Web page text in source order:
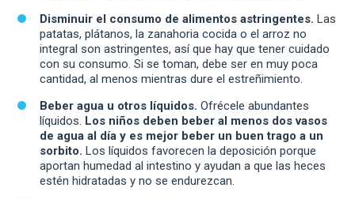
Disminuir el consumo de alimentos astringentes. Las
patatas, plátanos, la zanahoria cocida o el arroz no
integral son astringentes, así que hay que tener cuidado
con su consumo. Si se toman, debe ser en muy poca
cantidad, al menos mientras dure el estreñimiento.
Beber agua u otros líquidos. Ofrécele abundantes
líquidos. Los niños deben beber al menos dos vasos
de agua al día y es mejor beber un buen trago a un
sorbito. Los líquidos favorecen la deposición porque
aportan humedad al intestino y ayudan a que las heces
estén hidratadas y no se endurezcan.